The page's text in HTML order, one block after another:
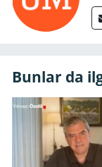
Bunlar da